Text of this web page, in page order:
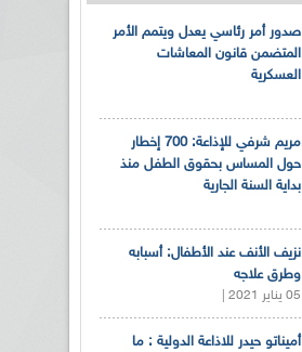
صدور أمر رئاسي يعدل ويتمم الأمر
المتضمن قانون المعاشات
العسكرية
مريم شرفي للإذاعة: 700 إخطار
حول المساس بحقوق الطفل منذ
بداية السنة الجارية
نزيف الأنف عند الأطفال: أسبابه
وطرق علاجه
05 يناير 2021 |
أميناتو حيدر للاذاعة الدولية : ما